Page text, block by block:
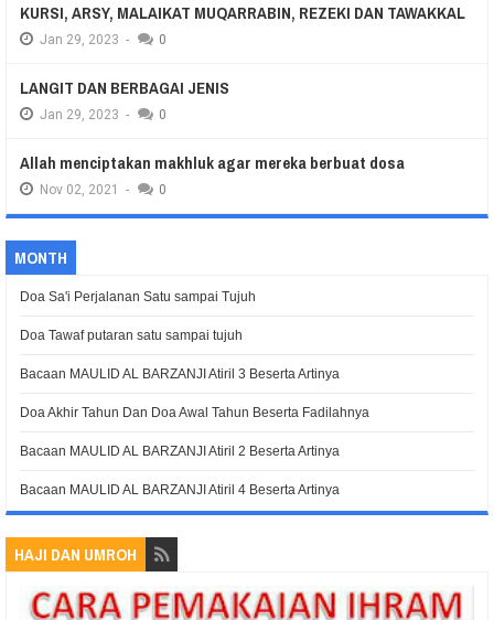
KURSI, ARSY, MALAIKAT MUQARRABIN, REZEKI DAN TAWAKKAL
Jan 29, 2023 - 0
LANGIT DAN BERBAGAI JENIS
Jan 29, 2023 - 0
Allah menciptakan makhluk agar mereka berbuat dosa
Nov 02, 2021 - 0
MONTH
Doa Sa'i Perjalanan Satu sampai Tujuh
Doa Tawaf putaran satu sampai tujuh
Bacaan MAULID AL BARZANJI Atiril 3 Beserta Artinya
Doa Akhir Tahun Dan Doa Awal Tahun Beserta Fadilahnya
Bacaan MAULID AL BARZANJI Atiril 2 Beserta Artinya
Bacaan MAULID AL BARZANJI Atiril 4 Beserta Artinya
HAJI DAN UMROH